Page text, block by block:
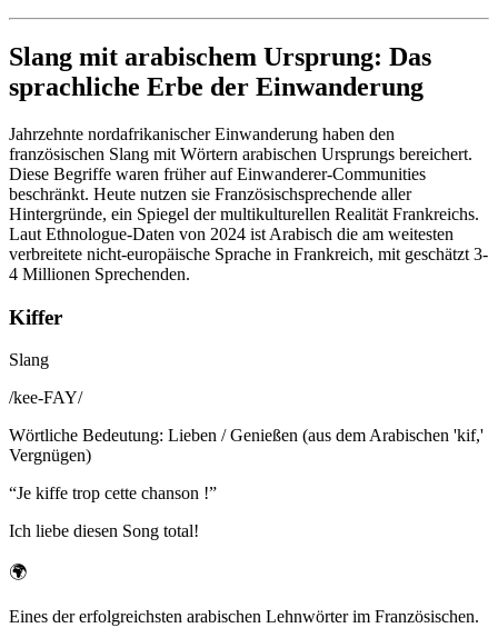
Slang mit arabischem Ursprung: Das
sprachliche Erbe der Einwanderung
Jahrzehnte nordafrikanischer Einwanderung haben den
französischen Slang mit Wörtern arabischen Ursprungs bereichert.
Diese Begriffe waren früher auf Einwanderer-Communities
beschränkt. Heute nutzen sie Französischsprechende aller
Hintergründe, ein Spiegel der multikulturellen Realität Frankreichs.
Laut Ethnologue-Daten von 2024 ist Arabisch die am weitesten
verbreitete nicht-europäische Sprache in Frankreich, mit geschätzt 3-
4 Millionen Sprechenden.
Kiffer
Slang
/kee-FAY/
Wörtliche Bedeutung: Lieben / Genießen (aus dem Arabischen 'kif,'
Vergnügen)
“Je kiffe trop cette chanson !”
Ich liebe diesen Song total!
🌍
Eines der erfolgreichsten arabischen Lehnwörter im Französischen.